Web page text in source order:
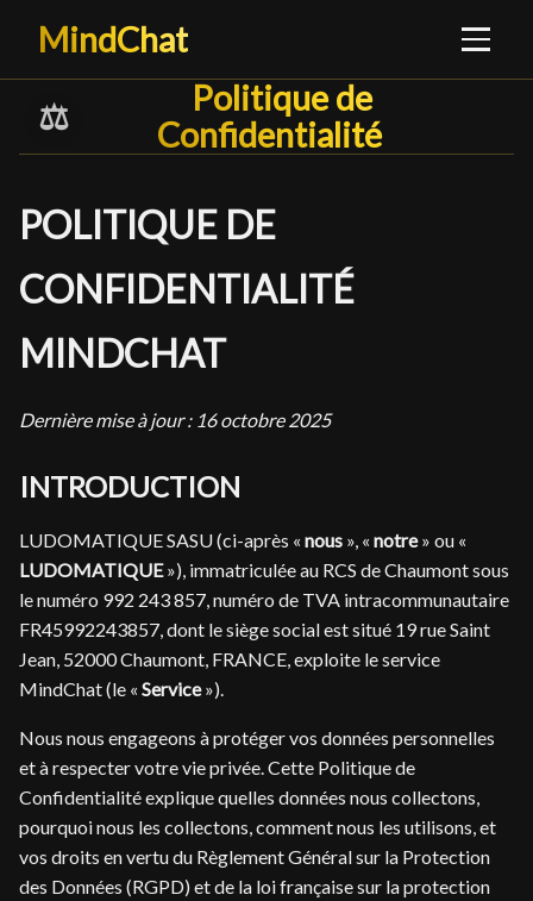
MindChat
⚖️
Politique de
Politique de
Confidentialité█
POLITIQUE DE
CONFIDENTIALITÉ
MINDCHAT
Dernière mise à jour : 16 octobre 2025
INTRODUCTION
LUDOMATIQUE SASU (ci-après « nous », « notre» ou «
LUDOMATIQUE»), immatriculée au RCS de Chaumont sous
le numéro 992 243 857, numéro de TVA intracommunautaire
FR45992243857, dont le siège social est situé 19 rue Saint
Jean, 52000 Chaumont, FRANCE, exploite le service
MindChat (le « Service»).
Nous nous engageons à protéger vos données personnelles
et à respecter votre vie privée. Cette Politique de
Confidentialité explique quelles données nous collectons,
pourquoi nous les collectons, comment nous les utilisons, et
vos droits en vertu du Règlement Général sur la Protection
des Données (RGPD) et de la loi française sur la protection